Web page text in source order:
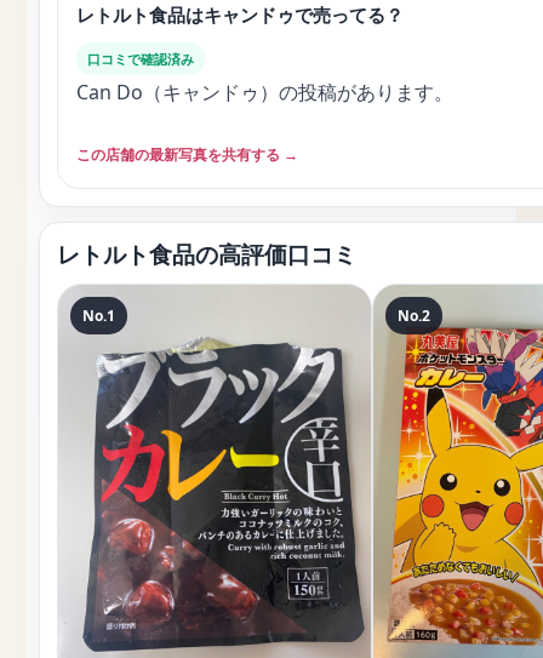
レトルト食品はキャンドゥで売ってる？
口コミで確認済み
Can Do（キャンドゥ）の投稿があります。
この店舗の最新写真を共有する →
レトルト食品の高評価口コミ
No.1 No.2